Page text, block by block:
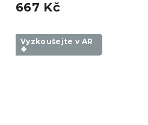
667 Kč
Vyzkoušejte v AR
❖